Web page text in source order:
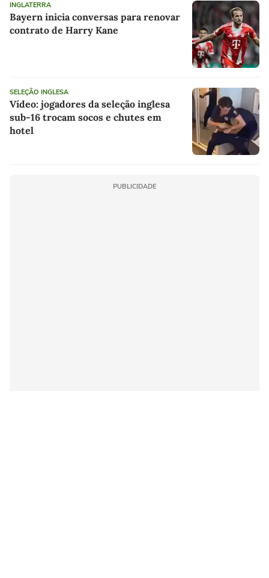
INGLATERRA
Bayern inicia conversas para renovar
contrato de Harry Kane
SELEÇÃO INGLESA
Vídeo: jogadores da seleção inglesa
sub-16 trocam socos e chutes em
hotel
PUBLICIDADE